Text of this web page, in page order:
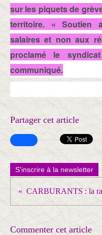
sur les piquets de
territoire. « Soutien
salaires et non aux
proclamé le
communiqué.
Partager cet article
S'inscrire à la newsletter
Commenter cet article